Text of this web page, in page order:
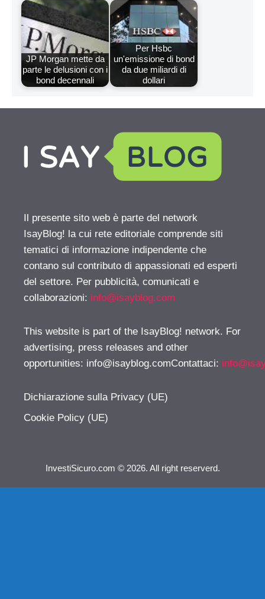
JP Morgan mette da
parte le delusioni con i
bond decennali
Per Hsbc
un'emissione di bond
da due miliardi di
dollari
Il presente sito web è parte del network
IsayBlog! la cui rete editoriale comprende siti
tematici di informazione indipendente che
contano sul contributo di appassionati ed esperti
del settore. Per pubblicità, comunicati e
collaborazioni: info@isayblog.com
This website is part of the IsayBlog! network. For
advertising, press releases and other
opportunities: info@isayblog.comContattaci:
Dichiarazione sulla Privacy (UE)
Cookie Policy (UE)
InvestiSicuro.com © 2026. All right reserverd.